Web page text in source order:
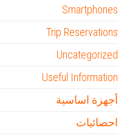
Smartphones
Trip Reservations
Uncategorized
Useful Information
أجهزة اساسية
احصائيات